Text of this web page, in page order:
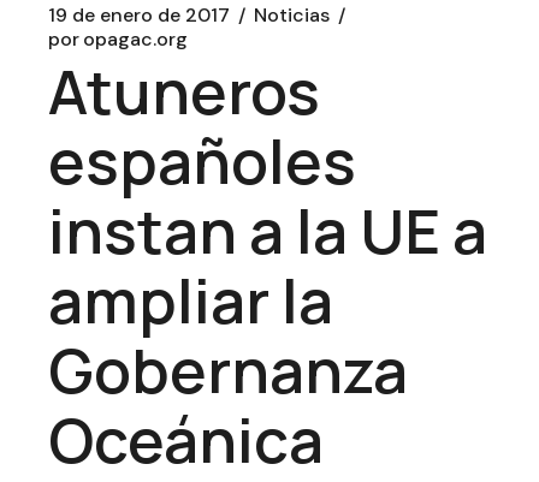
19 de enero de 2017
Noticias
poropagac.org
Atuneros
españoles
instan a la UE a
ampliar la
Gobernanza
Oceánica